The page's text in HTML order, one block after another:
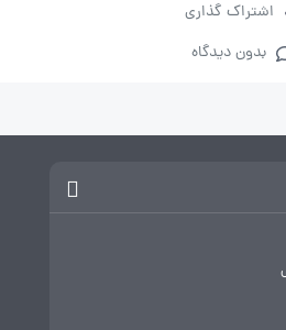
اشتراک گذاری
بدون دیدگاه